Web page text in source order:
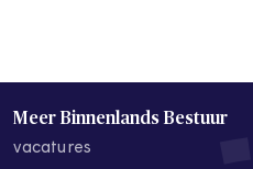
Meer Binnenlands Bestuur
vacatures